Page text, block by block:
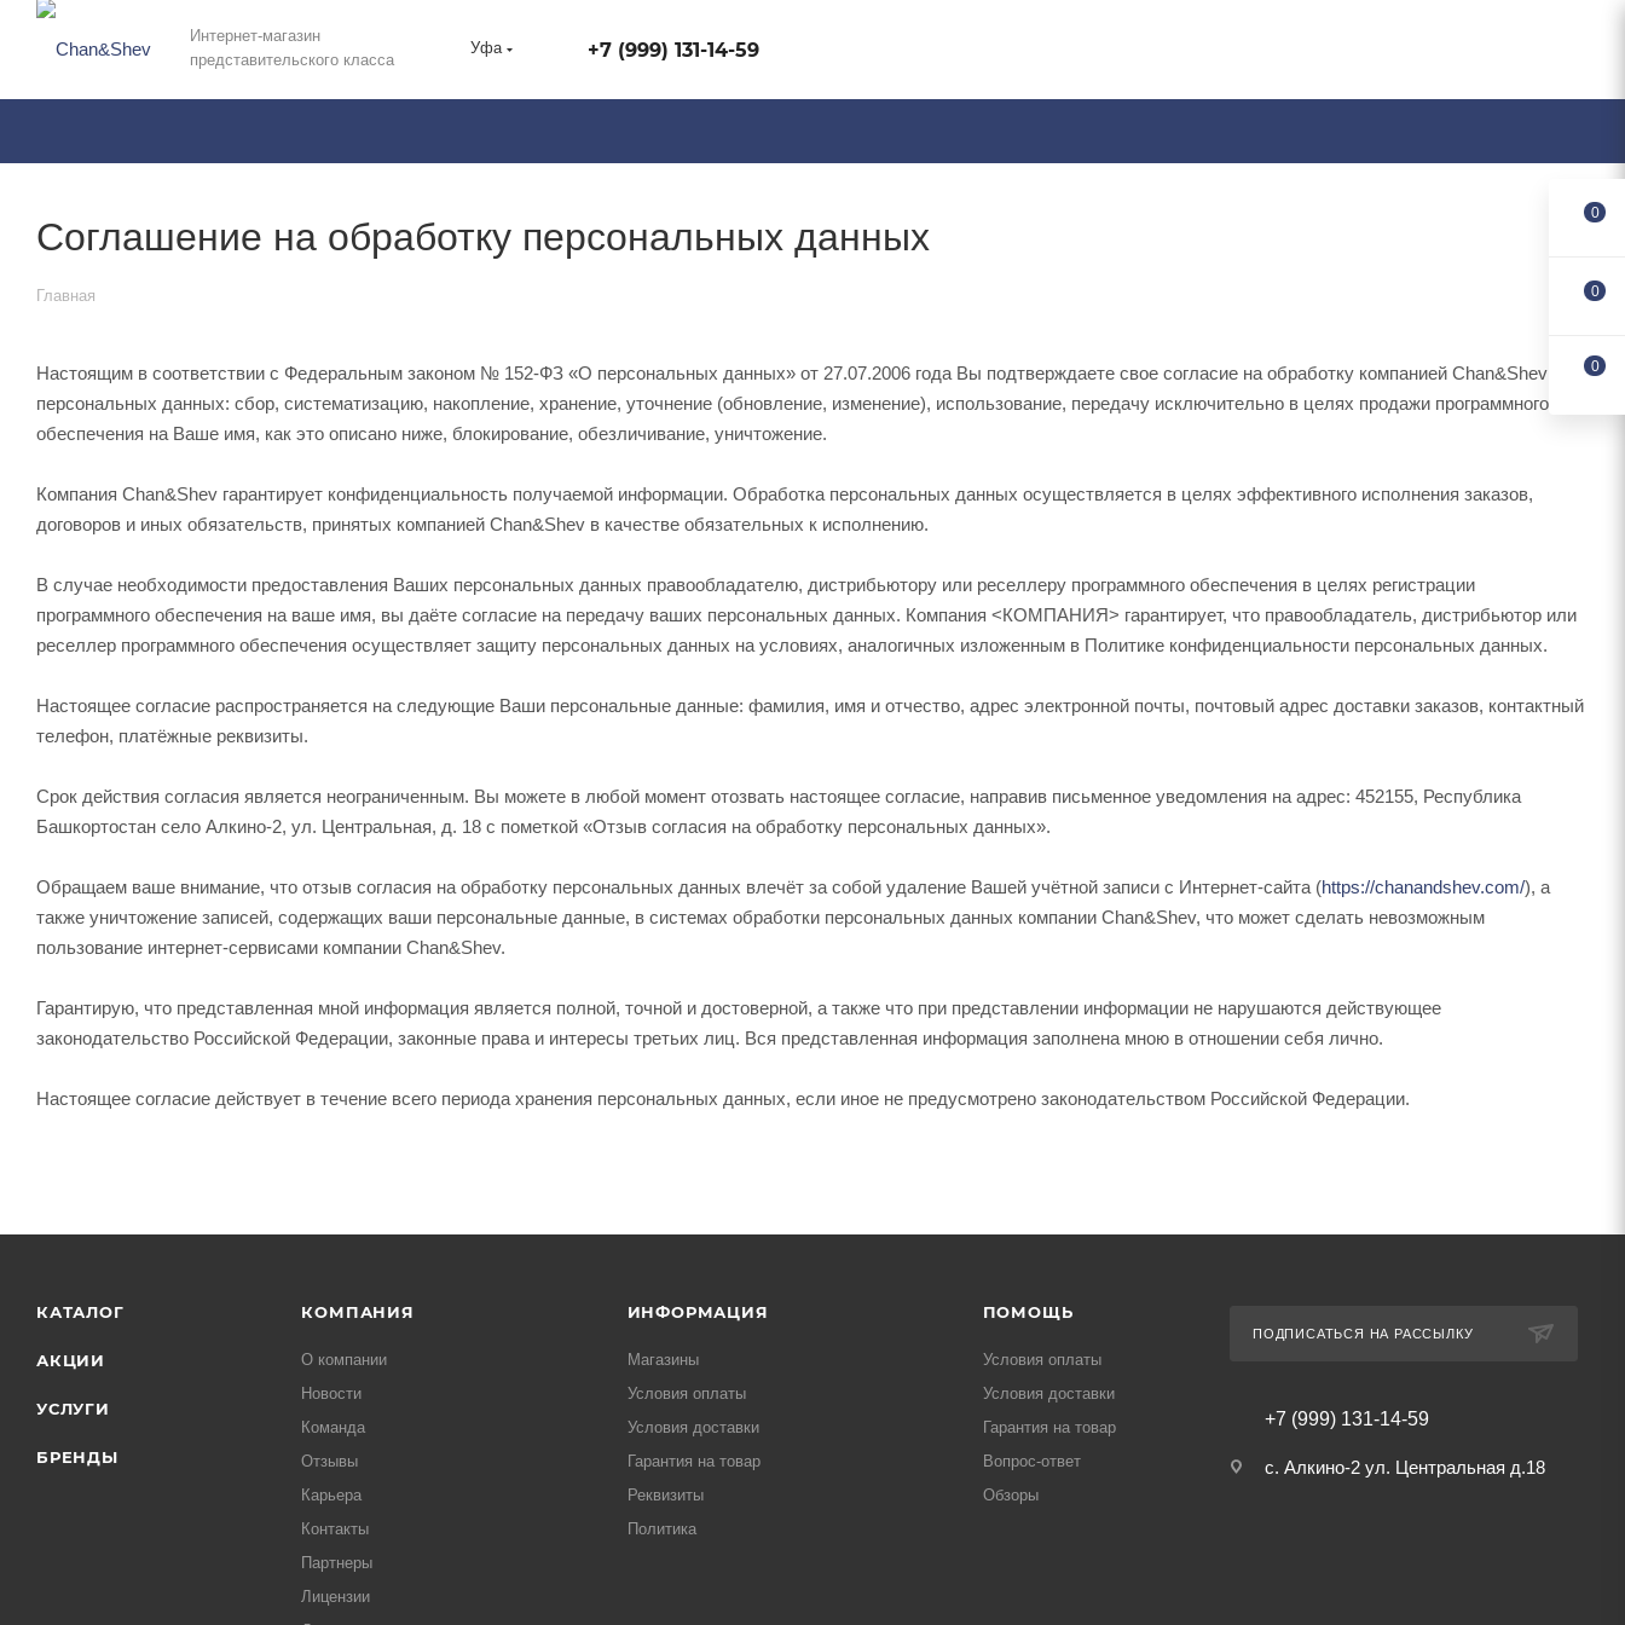
Интернет-магазин
представительского класса
Уфа +7 (999) 131-14-59
Соглашение на обработку персональных данных
Главная
Настоящим в соответствии с Федеральным законом № 152-ФЗ «О персональных данных» от 27.07.2006 года Вы подтверждаете свое согласие на обработку компанией Chan&Shev
персональных данных: сбор, систематизацию, накопление, хранение, уточнение (обновление, изменение), использование, передачу исключительно в целях продажи программного
обеспечения на Ваше имя, как это описано ниже, блокирование, обезличивание, уничтожение.
Компания Chan&Shev гарантирует конфиденциальность получаемой информации. Обработка персональных данных осуществляется в целях эффективного исполнения заказов,
договоров и иных обязательств, принятых компанией Chan&Shev в качестве обязательных к исполнению.
В случае необходимости предоставления Ваших персональных данных правообладателю, дистрибьютору или реселлеру программного обеспечения в целях регистрации
программного обеспечения на ваше имя, вы даёте согласие на передачу ваших персональных данных. Компания <КОМПАНИЯ> гарантирует, что правообладатель, дистрибьютор или
реселлер программного обеспечения осуществляет защиту персональных данных на условиях, аналогичных изложенным в Политике конфиденциальности персональных данных.
Настоящее согласие распространяется на следующие Ваши персональные данные: фамилия, имя и отчество, адрес электронной почты, почтовый адрес доставки заказов, контактный
телефон, платёжные реквизиты.
Срок действия согласия является неограниченным. Вы можете в любой момент отозвать настоящее согласие, направив письменное уведомления на адрес: 452155, Республика
Башкортостан село Алкино-2, ул. Центральная, д. 18 с пометкой «Отзыв согласия на обработку персональных данных».
Обращаем ваше внимание, что отзыв согласия на обработку персональных данных влечёт за собой удаление Вашей учётной записи с Интернет-сайта (https://chanandshev.com/), а
также уничтожение записей, содержащих ваши персональные данные, в системах обработки персональных данных компании Chan&Shev, что может сделать невозможным
пользование интернет-сервисами компании Chan&Shev.
Гарантирую, что представленная мной информация является полной, точной и достоверной, а также что при представлении информации не нарушаются действующее
законодательство Российской Федерации, законные права и интересы третьих лиц. Вся представленная информация заполнена мною в отношении себя лично.
Настоящее согласие действует в течение всего периода хранения персональных данных, если иное не предусмотрено законодательством Российской Федерации.
КАТАЛОГ
АКЦИИ
УСЛУГИ
БРЕНДЫ
КОМПАНИЯ
О компании
Новости
Команда
Отзывы
Карьера
Контакты
Партнеры
Лицензии
ИНФОРМАЦИЯ
Магазины
Условия оплаты
Условия доставки
Гарантия на товар
Реквизиты
Политика
ПОМОЩЬ
Условия оплаты
Условия доставки
Гарантия на товар
Вопрос-ответ
Обзоры
ПОДПИСАТЬСЯ НА РАССЫЛКУ
+7 (999) 131-14-59
с. Алкино-2 ул. Центральная д.18
0
0
0